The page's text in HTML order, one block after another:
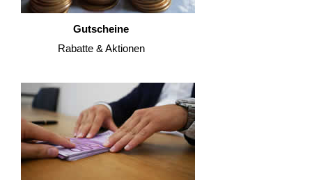
Gutscheine
Rabatte & Aktionen